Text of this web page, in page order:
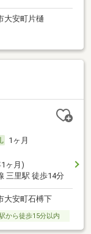
大安町片樋
1ヶ月
ヶ月)
三里駅 徒歩14分
大安町石榑下
から徒歩15分以内